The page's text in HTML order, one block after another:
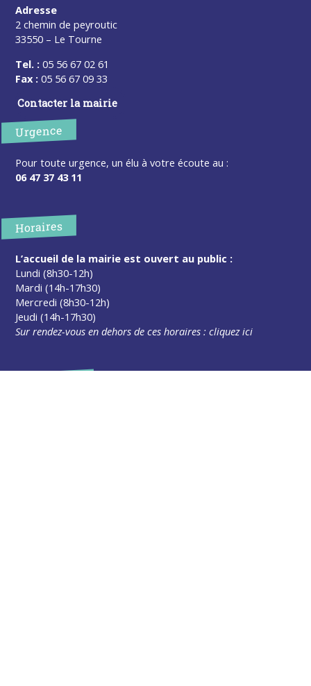
Adresse
2 chemin de peyroutic
33550 – Le Tourne
Tel. : 05 56 67 02 61
Fax : 05 56 67 09 33
Contacter la mairie
Urgence
Pour toute urgence, un élu à votre écoute au :
06 47 37 43 11
Horaires
L’accueil de la mairie est ouvert au public :
Lundi (8h30-12h)
Mardi (14h-17h30)
Mercredi (8h30-12h)
Jeudi (14h-17h30)
Sur rendez-vous en dehors de ces horaires :cliquez ici